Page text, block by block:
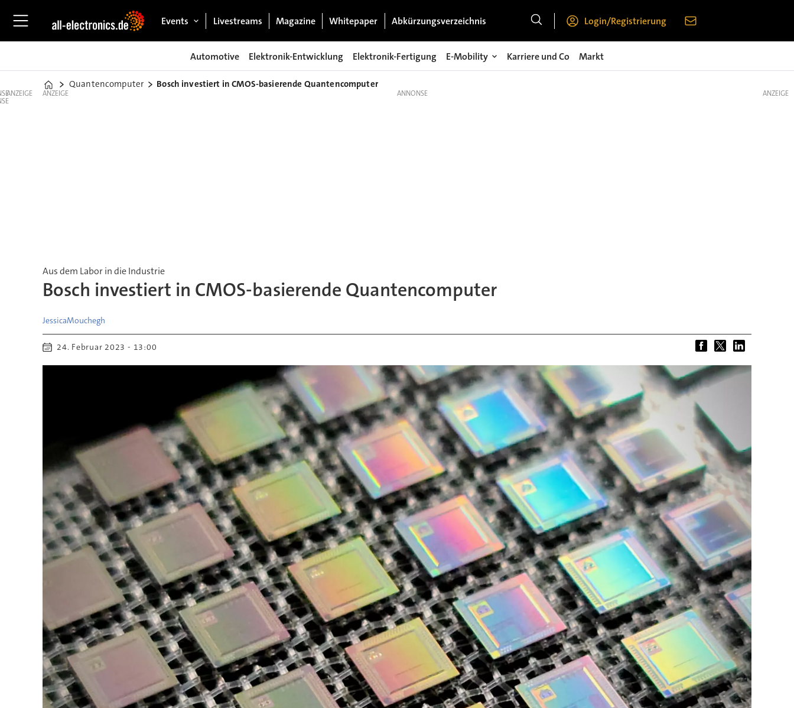
Events Livestreams Magazine Whitepaper Abkürzungsverzeichnis Login/Registrierung
Automotive Elektronik-Entwicklung Elektronik-Fertigung E-Mobility Karriere und Co Markt
Home
Quantencomputer Bosch investiert in CMOS-basierende Quantencomputer
ANZEIGE ANZEIGE
Aus dem Labor in die Industrie
Bosch investiert in CMOS-basierende Quantencomputer
JessicaMouchegh
24. Februar 2023 - 13:00
ANZEIGE